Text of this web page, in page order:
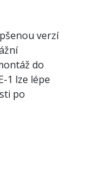
verzí
do
1 lze lépe
po